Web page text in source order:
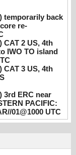
temporarily back
re-
CAT 2 US, 4th
IWO TO island
CAT 3 US, 4th
3rd ERC near
PACIFIC:
01@1000 UTC